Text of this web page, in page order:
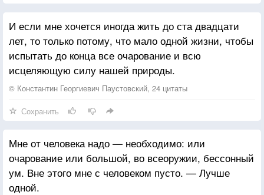
И если мне хочется иногда жить до ста двадцати
лет, то только потому, что мало одной жизни, чтобы
испытать до конца все очарование и всю
исцеляющую силу нашей природы.
© Константин Георгиевич Паустовский, 24 цитаты
Сохранить
Мне от человека надо — необходимо: или
очарование или большой, во всеоружии, бессонный
ум. Вне этого мне с человеком пусто. — Лучше
одной.